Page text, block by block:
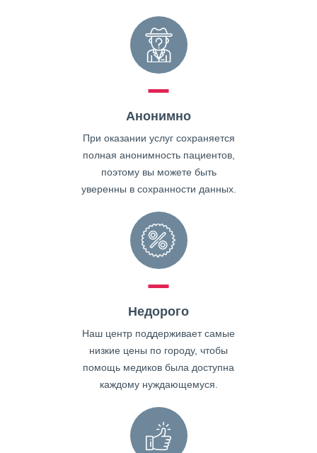
Анонимно
При оказании услуг сохраняется
полная анонимность пациентов,
поэтому вы можете быть
уверенны в сохранности данных.
Недорого
Наш центр поддерживает самые
низкие цены по городу, чтобы
помощь медиков была доступна
каждому нуждающемуся.